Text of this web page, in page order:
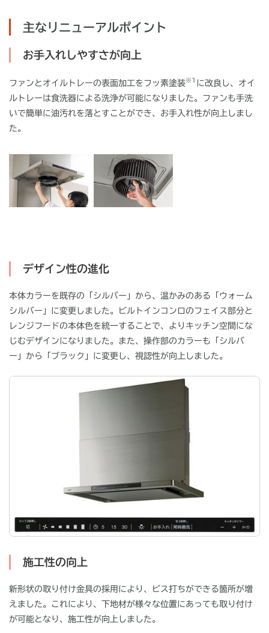
主なリニューアルポイント
お手入れしやすさが向上
ファンとオイルトレーの表面加工をフッ素塗装※1 に改良し、オイ
ルトレーは食洗器による洗浄が可能になりました。ファンも手洗
いで簡単に油汚れを落とすことができ、お手入れ性が向上しまし
た。
デザイン性の進化
本体カラーを既存の「シルバー」から、温かみのある「ウォーム
シルバー」に変更しました。ビルトインコンロのフェイス部分と
レンジフードの本体色を統一することで、よりキッチン空間にな
じむデザインになりました。また、操作部のカラーも「シルバ
ー」から「ブラック」に変更し、視認性が向上しました。
施工性の向上
新形状の取り付け金具の採用により、ビス打ちができる箇所が増
えました。これにより、下地材が様々な位置にあっても取り付け
が可能となり、施工性が向上しました。